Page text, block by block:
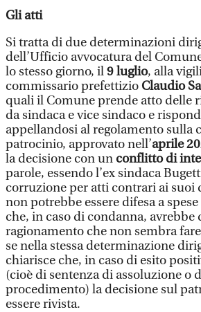
Gli atti
Si tratta di due determinazioni
dell’Ufficio avvocatura del
lo stesso giorno, il9 luglio, alla
commissario prefettizio Claudio
quali il Comune prende atto delle
da sindaca e vice sindaco e
appellandosi al regolamento sulla
patrocinio, approvato nell’aprile
la decisione con un conflitto di
parole, essendo l’ex sindaca
corruzione per atti contrari ai suoi
non potrebbe essere difesa a
che, in caso di condanna, avrebbe
ragionamento che non sembra
se nella stessa determinazione
chiarisce che, in caso di esito
(cioè di sentenza di assoluzione o
procedimento) la decisione sul
essere rivista.